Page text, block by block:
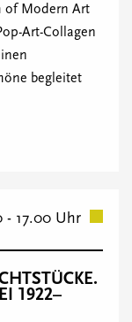
of Modern Art
Art-Collagen
begleitet
- 17.00 Uhr
1922–